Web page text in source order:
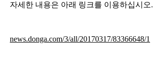
자세한 내용은 아래 링크를 이용하십시오.
news.donga.com/3/all/20170317/83366648/1